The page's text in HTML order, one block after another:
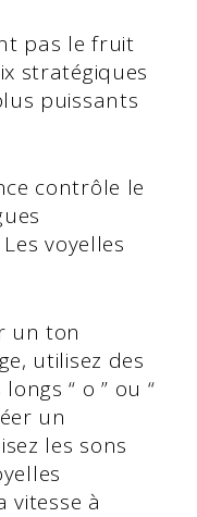
pas le fruit
stratégiques
puissants
contrôle le
voyelles
un ton
utilisez des
“ o ” ou “
un
les sons
vitesse à